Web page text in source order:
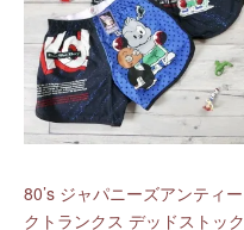
80’s ジャパニーズアンティー
クトランクス デッドストック